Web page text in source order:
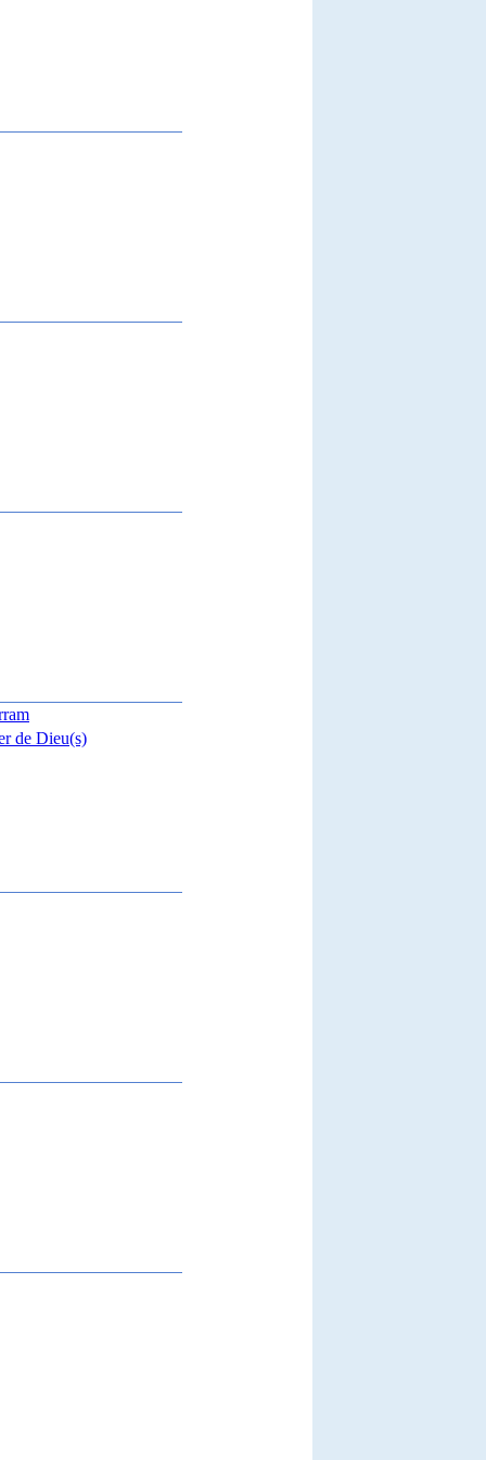
de Dieu(s)